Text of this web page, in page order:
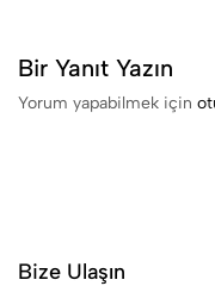
Bir Yanıt Yazın
Yorum yapabilmek için
Bize Ulaşın